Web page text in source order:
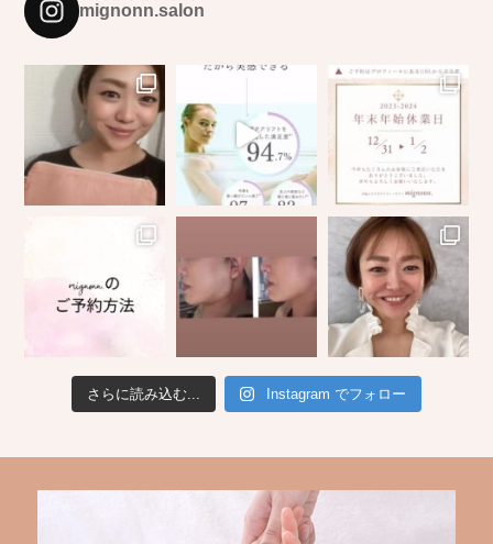
mignonn.salon
さらに読み込む... Instagram でフォロー